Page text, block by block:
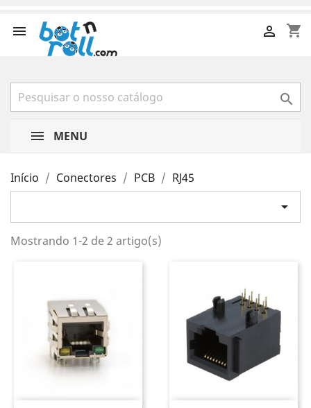
 shopping_cart


MENU
Início Conectores PCB RJ45

Mostrando 1-2 de 2 artigo(s)